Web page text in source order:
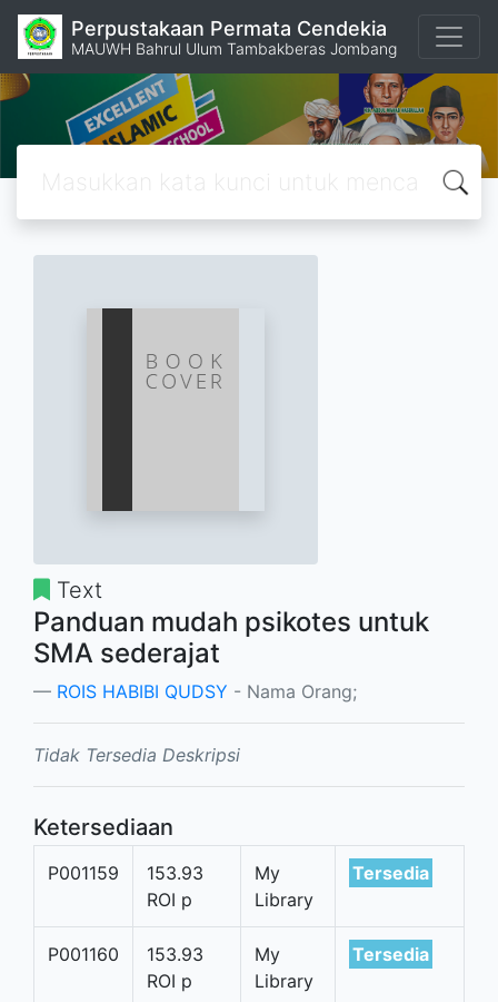
Perpustakaan Permata Cendekia
MAUWH Bahrul Ulum Tambakberas Jombang
Text
Panduan mudah psikotes untuk
SMA sederajat
ROIS HABIBI QUDSY - Nama Orang;
Tidak Tersedia Deskripsi
Ketersediaan
P001159
153.93
ROI p
My
Library
Tersedia
P001160
153.93
ROI p
My
Library
Tersedia